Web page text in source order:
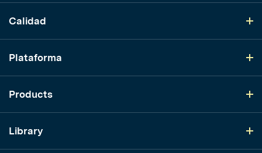
Calidad
Plataforma
Products
Library